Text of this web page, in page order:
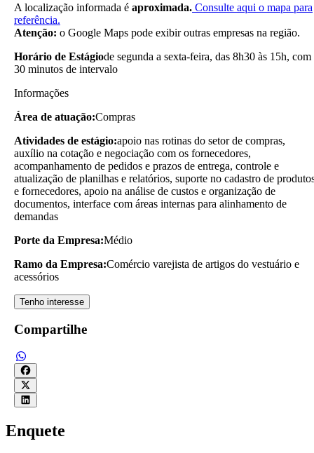
A localização informada é aproximada. Consulte aqui o mapa para
referência.
Atenção: o Google Maps pode exibir outras empresas na região.
Horário de Estágiode segunda a sexta-feira, das 8h30 às 15h, com
30 minutos de intervalo
Informações
Área de atuação:Compras
Atividades de estágio:apoio nas rotinas do setor de compras,
auxílio na cotação e negociação com os fornecedores,
acompanhamento de pedidos e prazos de entrega, controle e
atualização de planilhas e relatórios, suporte no cadastro de
e fornecedores, apoio na análise de custos e organização de
documentos, interface com áreas internas para alinhamento de
demandas
Porte da Empresa:Médio
Ramo da Empresa:Comércio varejista de artigos do vestuário e
acessórios
Tenho interesse
Compartilhe
Enquete